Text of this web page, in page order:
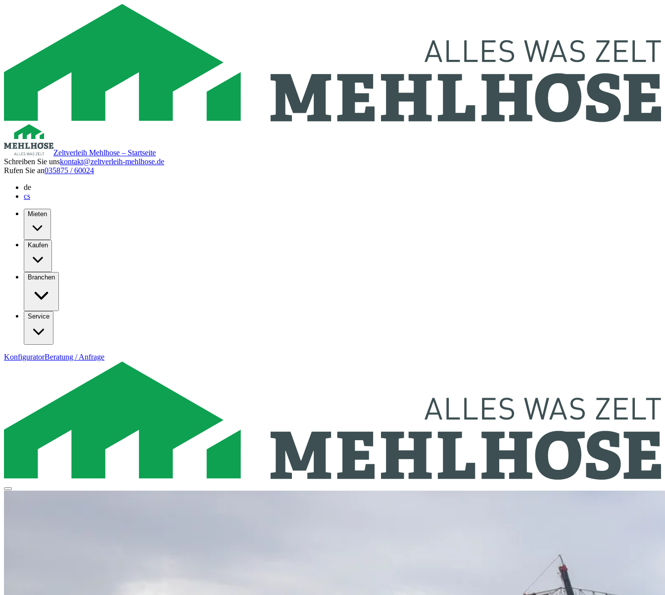
Zeltverleih Mehlhose – Startseite
Schreiben Sie unskontakt@zeltverleih-mehlhose.de
Rufen Sie an035875 / 60024
de
cs
Mieten
Kaufen
Branchen
Service
KonfiguratorBeratung / Anfrage